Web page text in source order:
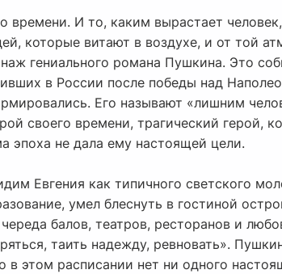
времени. И то, каким вырастает
которые витают в воздухе, и от той
гениального романа Пушкина. Это
в России после победы над
Его называют «лишним
своего времени, трагический герой,
эпоха не дала ему настоящей цели.
Евгения как типичного светского
умел блеснуть в гостиной
балов, театров, ресторанов и
таить надежду, ревновать».
в этом расписании нет ни одного